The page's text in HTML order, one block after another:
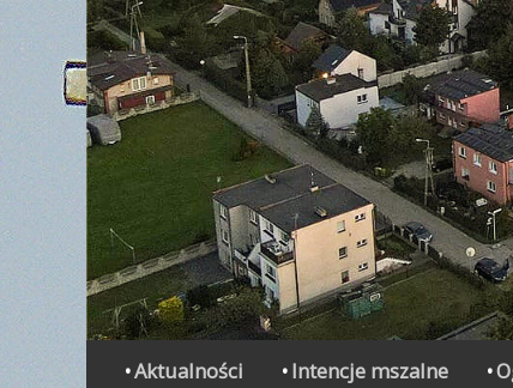
Secondary Menu
Aktualności Intencje mszalne